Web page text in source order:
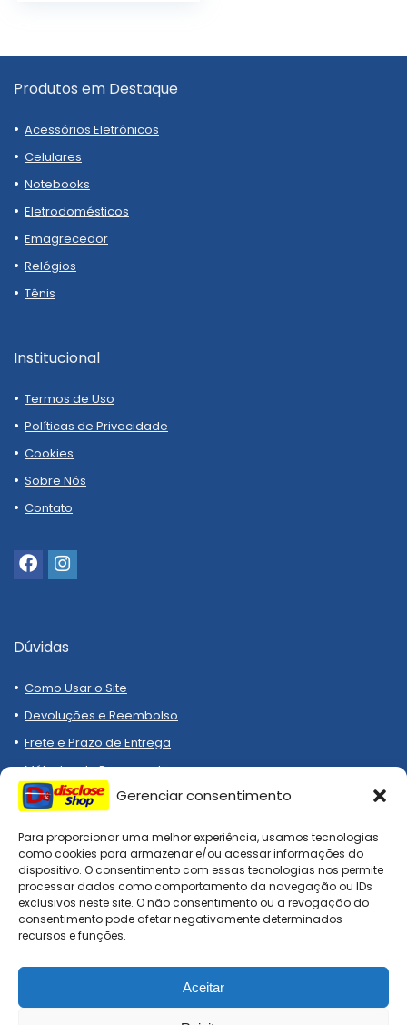
Gerenciar consentimento
Para proporcionar uma melhor experiência, usamos tecnologias
como cookies para armazenar e/ou acessar informações do
dispositivo. O consentimento com essas tecnologias nos permite
processar dados como comportamento da navegação ou IDs
exclusivos neste site. O não consentimento ou a revogação do
consentimento pode afetar negativamente determinados
recursos e funções.
Aceitar
Produtos em Destaque
Acessórios Eletrônicos
Celulares
Notebooks
Eletrodomésticos
Emagrecedor
Relógios
Tênis
Institucional
Termos de Uso
Políticas de Privacidade
Cookies
Sobre Nós
Contato
Dúvidas
Como Usar o Site
Devoluções e Reembolso
Frete e Prazo de Entrega
Métodos de Pagamento
Compre melhor, compra
segura!